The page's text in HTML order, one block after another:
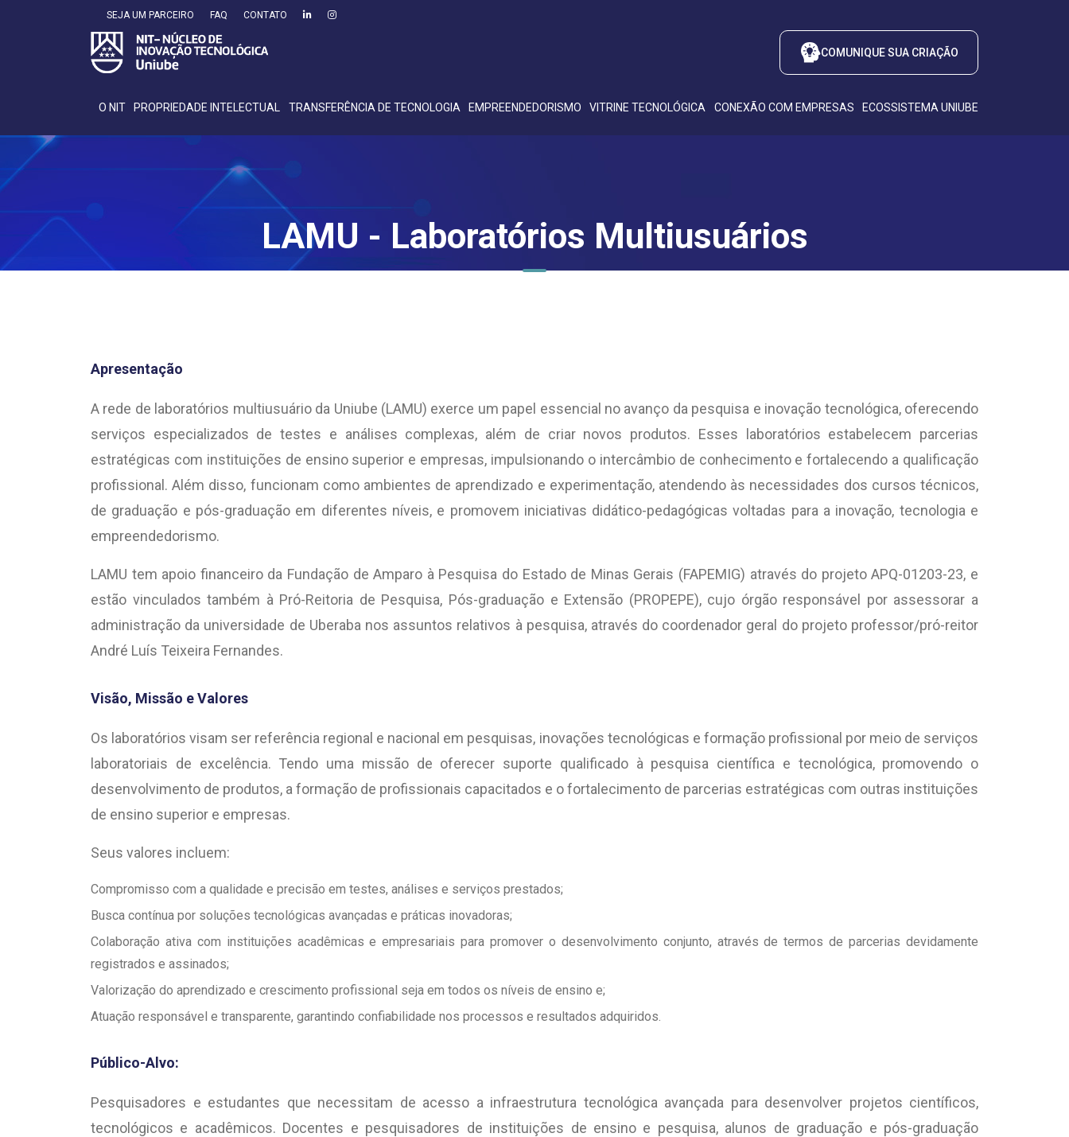
SEJA UM PARCEIRO FAQ CONTATO
COMUNIQUE SUA CRIAÇÃO
O NIT PROPRIEDADE INTELECTUAL TRANSFERÊNCIA DE TECNOLOGIA EMPREENDEDORISMO VITRINE TECNOLÓGICA CONEXÃO COM EMPRESAS ECOSSISTEMA UNIUBE
LAMU - Laboratórios Multiusuários
Apresentação
A rede de laboratórios multiusuário da Uniube (LAMU) exerce um papel essencial no avanço da pesquisa e inovação tecnológica, oferecendo
serviços especializados de testes e análises complexas, além de criar novos produtos. Esses laboratórios estabelecem parcerias
estratégicas com instituições de ensino superior e empresas, impulsionando o intercâmbio de conhecimento e fortalecendo a qualificação
profissional. Além disso, funcionam como ambientes de aprendizado e experimentação, atendendo às necessidades dos cursos técnicos,
de graduação e pós-graduação em diferentes níveis, e promovem iniciativas didático-pedagógicas voltadas para a inovação, tecnologia e
empreendedorismo.
LAMU tem apoio financeiro da Fundação de Amparo à Pesquisa do Estado de Minas Gerais (FAPEMIG) através do projeto APQ-01203-23, e
estão vinculados também à Pró-Reitoria de Pesquisa, Pós-graduação e Extensão (PROPEPE), cujo órgão responsável por assessorar a
administração da universidade de Uberaba nos assuntos relativos à pesquisa, através do coordenador geral do projeto professor/pró-reitor
André Luís Teixeira Fernandes.
Visão, Missão e Valores
Os laboratórios visam ser referência regional e nacional em pesquisas, inovações tecnológicas e formação profissional por meio de serviços
laboratoriais de excelência. Tendo uma missão de oferecer suporte qualificado à pesquisa científica e tecnológica, promovendo o
desenvolvimento de produtos, a formação de profissionais capacitados e o fortalecimento de parcerias estratégicas com outras instituições
de ensino superior e empresas.
Seus valores incluem:
Compromisso com a qualidade e precisão em testes, análises e serviços prestados;
Busca contínua por soluções tecnológicas avançadas e práticas inovadoras;
Colaboração ativa com instituições acadêmicas e empresariais para promover o desenvolvimento conjunto, através de termos de parcerias devidamente
registrados e assinados;
Valorização do aprendizado e crescimento profissional seja em todos os níveis de ensino e;
Atuação responsável e transparente, garantindo confiabilidade nos processos e resultados adquiridos.
Público-Alvo:
Pesquisadores e estudantes que necessitam de acesso a infraestrutura tecnológica avançada para desenvolver projetos científicos,
tecnológicos e acadêmicos. Docentes e pesquisadores de instituições de ensino e pesquisa, alunos de graduação e pós-graduação